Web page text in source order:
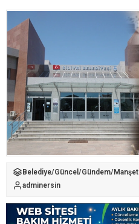
Belediye/Güncel /Gündem/Manşet
adminersin